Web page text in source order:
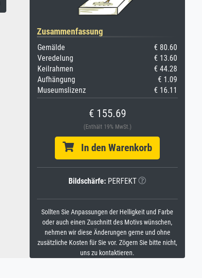
Zusammenfassung
Gemälde
€ 80.60
Veredelung
€ 13.60
Keilrahmen
€ 44.28
Aufhängung
€ 1.09
Museumslizenz
€ 16.11
€ 155.69
(Enthält 19% MwSt.)
In den Warenkorb
Bildschärfe: PERFEKT
Sollten Sie Anpassungen der Helligkeit und Farbe
oder auch einen Zuschnitt des Motivs wünschen,
nehmen wir diese Änderungen gerne und ohne
zusätzliche Kosten für Sie vor. Zögern Sie bitte nicht,
uns zu kontaktieren.